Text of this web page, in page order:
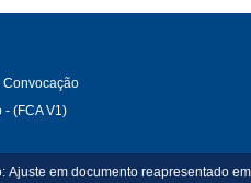
Convocação
- (FCA V1)
Ajuste em documento reapresentado